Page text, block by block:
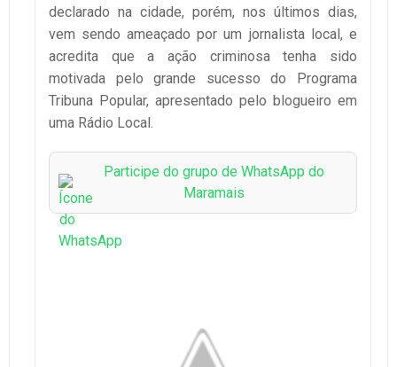
declarado na cidade, porém, nos últimos dias,
vem sendo ameaçado por um jornalista local, e
acredita que a ação criminosa tenha sido
motivada pelo grande sucesso do Programa
Tribuna Popular, apresentado pelo blogueiro em
uma Rádio Local.
Participe do grupo de WhatsApp do
Maramais